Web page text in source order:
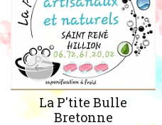
L'Ile aux Crayons
Fabricateur de Crayons